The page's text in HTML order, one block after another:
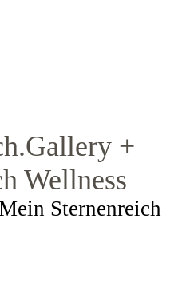
+
Wellness
Sternenreich